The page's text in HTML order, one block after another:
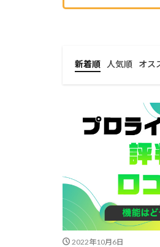
新着順 人気順
オス
2022年10月6日